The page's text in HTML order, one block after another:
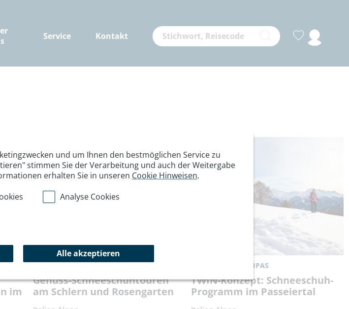
Service Kontakt
im
Reisecode:SESWHTIE
Genuss-Schneeschuhtouren
am Schlern und Rosengarten
TWSWHPAS
TWIN-Konzept: Schneeschuh-
Programm im Passeiertal
und um Ihnen den bestmöglichen Service zu
stimmen Sie der Verarbeitung und auch der Weitergabe
erhalten Sie in unseren Cookie Hinweisen.
Analyse Cookies
Alle akzeptieren